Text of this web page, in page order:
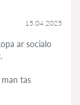
15.04.2025
ar socialo
tas